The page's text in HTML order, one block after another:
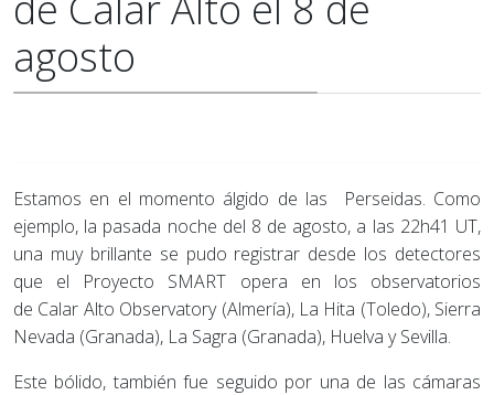
agosto
Estamos en el momento álgido de las Perseidas. Como
ejemplo, la pasada noche del 8 de agosto, a las 22h41 UT,
una muy brillante se pudo registrar desde los detectores
que el Proyecto SMART opera en los observatorios
de Calar Alto Observatory (Almería), La Hita (Toledo), Sierra
Nevada (Granada), La Sagra (Granada), Huelva y Sevilla.
Este bólido, también fue seguido por una de las cámaras